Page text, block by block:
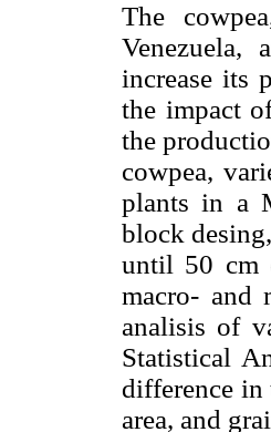
The
Venezuela,
increase its
the impact
the
cowpea,
plants in a
block
until 50 cm
macro- and
analisis of
Statistical
difference
area, and